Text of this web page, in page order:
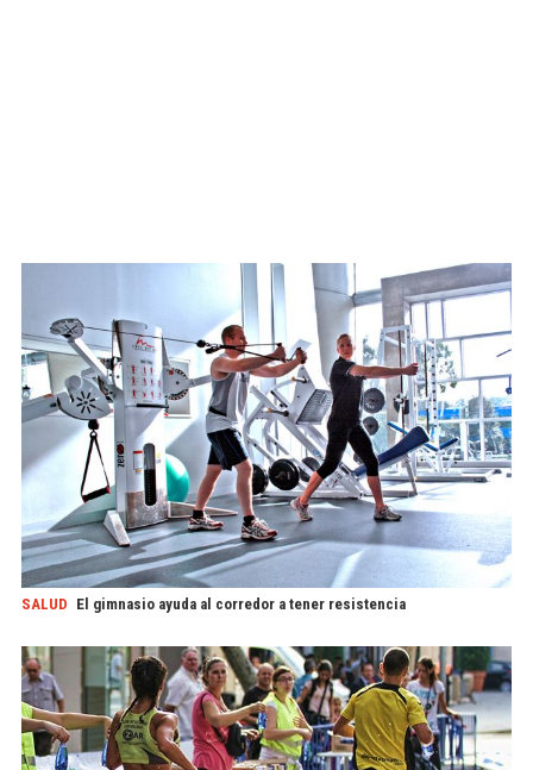
SALUD El gimnasio ayuda al corredor a tener resistencia